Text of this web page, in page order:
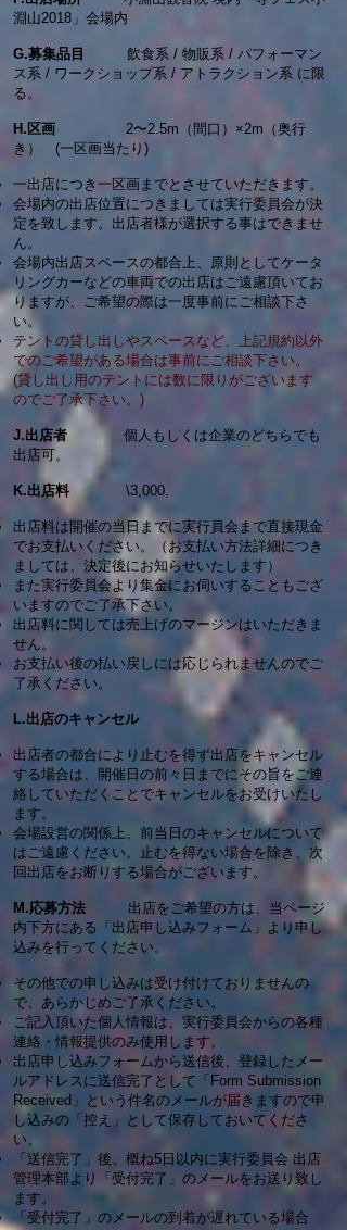
淵山2018」会場内
G.募集品目 飲食系 / 物販系 / パフォーマン
ス系 / ワークショップ系 / アトラクション系 に限
る。
H.区画 ​ 2〜2.5m（間口）×2m（奥行
き） (一区画当たり)
一出店につき一区画までとさせていただきます。
会場内の出店位置につきましては実行委員会が決
定を致します。出店者様が選択する事はできませ
ん。
会場内出店スペースの都合上、原則としてケータ
リングカーなどの車両での出店はご遠慮頂いてお
りますが、ご希望の際は一度事前にご相談下さ
い。
テントの貸し出しやスペースなど、上記規約以外
でのご希望がある場合は事前にご相談下さい。
(貸し出し用のテントには数に限りがございます
のでご了承下さい。)
J.出店者 個人もしくは企業のどちらでも
出店可。
K.出店料 \3,000,
出店料は開催の当日までに実行員会まで直接現金
でお支払いください。（お支払い方法詳細につき
ましては、決定後にお知らせいたします）
また実行委員会より集金にお伺いすることもござ
いますのでご了承下さい。
出店料に関しては売上げのマージンはいただきま
せん。
お支払い後の払い戻しには応じられませんのでご
了承ください。
L.出店のキャンセル
出店者の都合により止むを得ず出店をキャンセル
する場合は、開催日の前々日までにその旨をご連
絡していただくことでキャンセルをお受けいたし
ます。
会場設営の関係上、前当日のキャンセルについて
はご遠慮ください。止むを得ない場合を除き、次
回出店をお断りする場合がございます。
M.応募方法 出店をご希望の方は、当ページ
内下方にある「出店申し込みフォーム」より申し
込みを行ってください。
その他での申し込みは受け付けておりませんの
で、あらかじめご了承ください。
ご記入頂いた個人情報は、実行委員会からの各種
連絡・情報提供のみ使用します。
出店申し込みフォームから送信後、登録したメー
ルアドレスに送信完了として「Form Submission
Received」という件名のメールが届きますので申
し込みの「控え」として保存しておいてくださ
い。
「送信完了」後、概ね5日以内に実行委員会 出店
管理本部より「受付完了」のメールをお送り致し
ます。
「受付完了」のメールの到着が遅れている場合